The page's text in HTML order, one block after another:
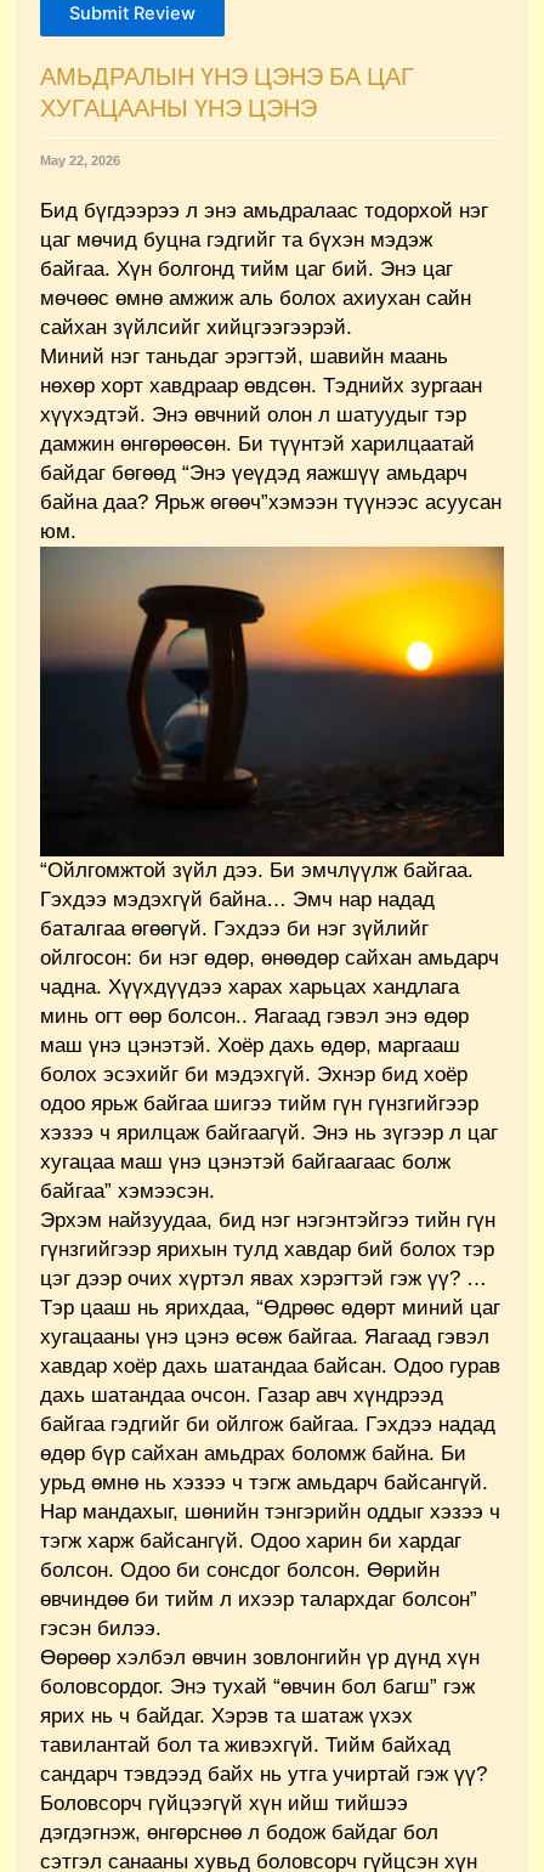
Submit Review
АМЬДРАЛЫН ҮНЭ ЦЭНЭ БА ЦАГ
ХУГАЦААНЫ ҮНЭ ЦЭНЭ
May 22, 2026
Бид бүгдээрээ л энэ амьдралаас тодорхой нэг
цаг мөчид буцна гэдгийг та бүхэн мэдэж
байгаа. Хүн болгонд тийм цаг бий. Энэ цаг
мөчөөс өмнө амжиж аль болох ахиухан сайн
сайхан зүйлсийг хийцгээгээрэй.
Миний нэг таньдаг эрэгтэй, шавийн маань
нөхөр хорт хавдраар өвдсөн. Тэднийх зургаан
хүүхэдтэй. Энэ өвчний олон л шатуудыг тэр
дамжин өнгөрөөсөн. Би түүнтэй харилцаатай
байдаг бөгөөд “Энэ үеүдэд яажшүү амьдарч
байна даа? Ярьж өгөөч”хэмээн түүнээс асуусан
юм.
“Ойлгомжтой зүйл дээ. Би эмчлүүлж байгаа.
Гэхдээ мэдэхгүй байна… Эмч нар надад
баталгаа өгөөгүй. Гэхдээ би нэг зүйлийг
ойлгосон: би нэг өдөр, өнөөдөр сайхан амьдарч
чадна. Хүүхдүүдээ харах харьцах хандлага
минь огт өөр болсон.. Яагаад гэвэл энэ өдөр
маш үнэ цэнэтэй. Хоёр дахь өдөр, маргааш
болох эсэхийг би мэдэхгүй. Эхнэр бид хоёр
одоо ярьж байгаа шигээ тийм гүн гүнзгийгээр
хэзээ ч ярилцаж байгаагүй. Энэ нь зүгээр л цаг
хугацаа маш үнэ цэнэтэй байгаагаас болж
байгаа” хэмээсэн.
Эрхэм найзуудаа, бид нэг нэгэнтэйгээ тийн гүн
гүнзгийгээр ярихын тулд хавдар бий болох тэр
цэг дээр очих хүртэл явах хэрэгтэй гэж үү? …
Тэр цааш нь ярихдаа, “Өдрөөс өдөрт миний цаг
хугацааны үнэ цэнэ өсөж байгаа. Яагаад гэвэл
хавдар хоёр дахь шатандаа байсан. Одоо гурав
дахь шатандаа очсон. Газар авч хүндрээд
байгаа гэдгийг би ойлгож байгаа. Гэхдээ надад
өдөр бүр сайхан амьдрах боломж байна. Би
урьд өмнө нь хэзээ ч тэгж амьдарч байсангүй.
Нар мандахыг, шөнийн тэнгэрийн оддыг хэзээ ч
тэгж харж байсангүй. Одоо харин би хардаг
болсон. Одоо би сонсдог болсон. Өөрийн
өвчиндөө би тийм л ихээр талархдаг болсон”
гэсэн билээ.
Өөрөөр хэлбэл өвчин зовлонгийн үр дүнд хүн
боловсордог. Энэ тухай “өвчин бол багш” гэж
ярих нь ч байдаг. Хэрэв та шатаж үхэх
тавилантай бол та живэхгүй. Тийм байхад
сандарч тэвдээд байх нь утга учиртай гэж үү?
Боловсорч гүйцээгүй хүн ийш тийшээ
дэгдэгнэж, өнгөрснөө л бодож байдаг бол
сэтгэл санааны хувьд боловсорч гүйцсэн хүн